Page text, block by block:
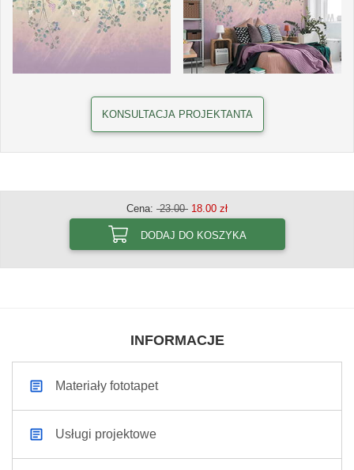
KONSULTACJA PROJEKTANTA
Cena: 23.00 18.00 zł
DODAJ DO KOSZYKA
INFORMACJE
Materiały fototapet
Usługi projektowe